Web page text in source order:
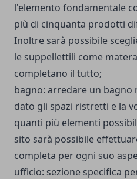
l'elemento fondamentale
più di cinquanta prodotti
Inoltre sarà possibile
le suppellettili come
completano il tutto;
bagno: arredare un bagno
dato gli spazi ristretti e la
quanti più elementi
sito sarà possibile
completa per ogni suo
ufficio: sezione specifica